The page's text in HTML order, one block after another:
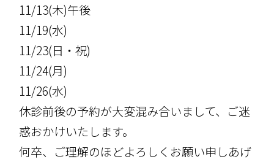
11/13(木)午後
11/19(水)
11/23(日・祝)
11/24(月)
11/26(水)
休診前後の予約が大変混み合いまして、ご迷
惑おかけいたします。
何卒、ご理解のほどよろしくお願い申しあげ